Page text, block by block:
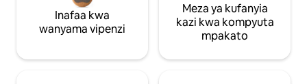
Inafaa kwa
wanyama vipenzi
Meza ya kufanyia
kazi kwa kompyuta
mpakato